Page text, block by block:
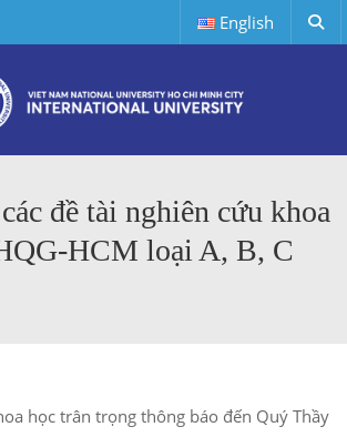
English
đề tài nghiên cứu khoa
HCM loại A, B, C
học trân trọng thông báo đến Quý Thầy